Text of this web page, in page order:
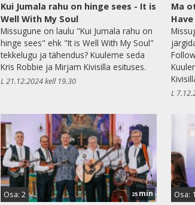
Kui Jumala rahu on hinge sees - It is
Well With My Soul
Missugune on laulu "Kui Jumala rahu on
hinge sees" ehk "It is Well With My Soul"
tekkelugu ja tähendus? Kuuleme seda
Kris Robbie ja Mirjam Kivisilla esituses.
L 21.12.2024 kell 19.30
Ma
L
Osa: 2 25min Osa: 1